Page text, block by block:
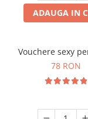
ADAUGA IN
Vouchere sexy
78 RON